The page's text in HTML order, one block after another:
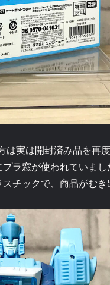
は実は開封済み品を
ラ窓が使われていまし
チックで、商品がむき